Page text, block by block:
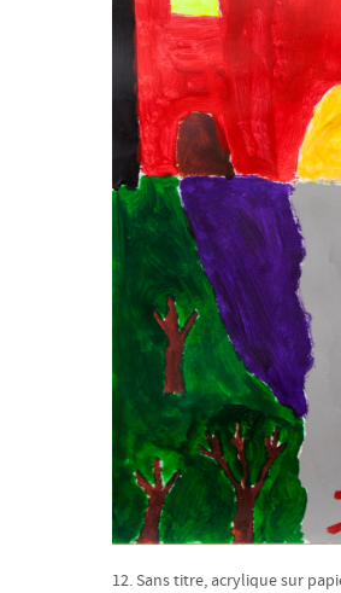
12. Sans titre, acrylique sur